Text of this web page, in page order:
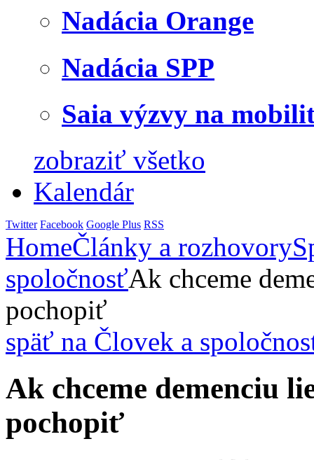
Nadácia Orange
Nadácia SPP
Saia výzvy na
zobraziť všetko
Kalendár
Twitter Facebook Google Plus RSS
HomeČlánky a rozhovory
spoločnosťAk chceme
pochopiť
späť na Človek a
Ak chceme demenciu
pochopiť